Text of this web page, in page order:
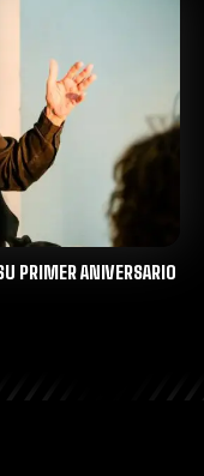
PRIMER ANIVERSARIO